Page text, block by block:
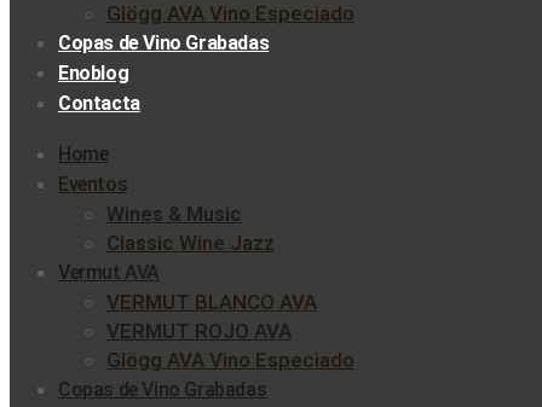
Glögg AVA Vino Especiado
Copas de Vino Grabadas
Enoblog
Contacta
Home
Eventos
Wines & Music
Classic Wine Jazz
Vermut AVA
VERMUT BLANCO AVA
VERMUT ROJO AVA
Glögg AVA Vino Especiado
Copas de Vino Grabadas